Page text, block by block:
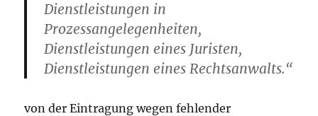
Dienstleistungen in
Prozessangelegenheiten,
Dienstleistungen eines Juristen,
Dienstleistungen eines Rechtsanwalts.“
von der Eintragung wegen fehlender